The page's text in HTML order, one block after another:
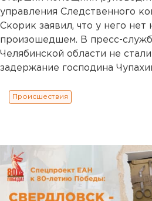
управления Следственного
Скорик заявил, что у него
произошедшем. В пресс-
Челябинской области не
задержание господина
Происшествия